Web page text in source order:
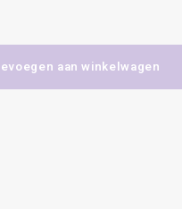
aan winkelwagen